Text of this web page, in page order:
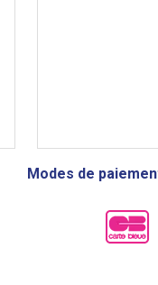
Modes de